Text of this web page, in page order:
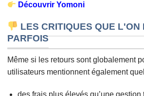
Découvrir Yomoni
LES CRITIQUES QUE L'ON
PARFOIS
Même si les retours sont globalement
utilisateurs mentionnent également
des frais plus élevés qu’une gestion